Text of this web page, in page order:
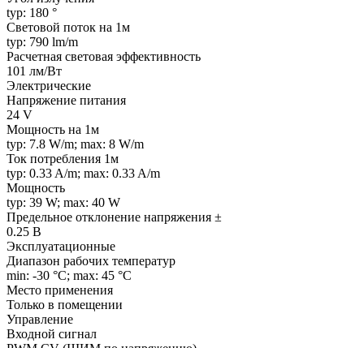
typ: 180 °
Световой поток на 1м
typ: 790 lm/m
Расчетная световая эффективность
101 лм/Вт
Электрические
Напряжение питания
24 V
Мощность на 1м
typ: 7.8 W/m; max: 8 W/m
Ток потребления 1м
typ: 0.33 A/m; max: 0.33 A/m
Мощность
typ: 39 W; max: 40 W
Предельное отклонение напряжения ±
0.25 В
Эксплуатационные
Диапазон рабочих температур
min: -30 °C; max: 45 °C
Место применения
Только в помещении
Управление
Входной сигнал